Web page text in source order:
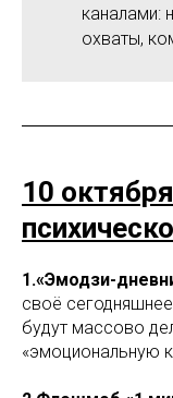
каналами:
охваты,
10
1.«Эмодзи-
своё
будут массово
«эмоциональную